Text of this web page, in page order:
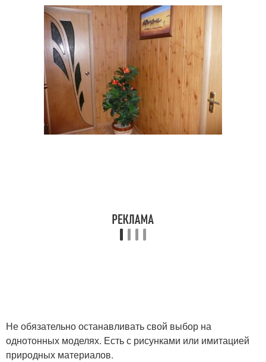
Не обязательно останавливать свой выбор на
однотонных моделях. Есть с рисунками или имитацией
природных материалов.